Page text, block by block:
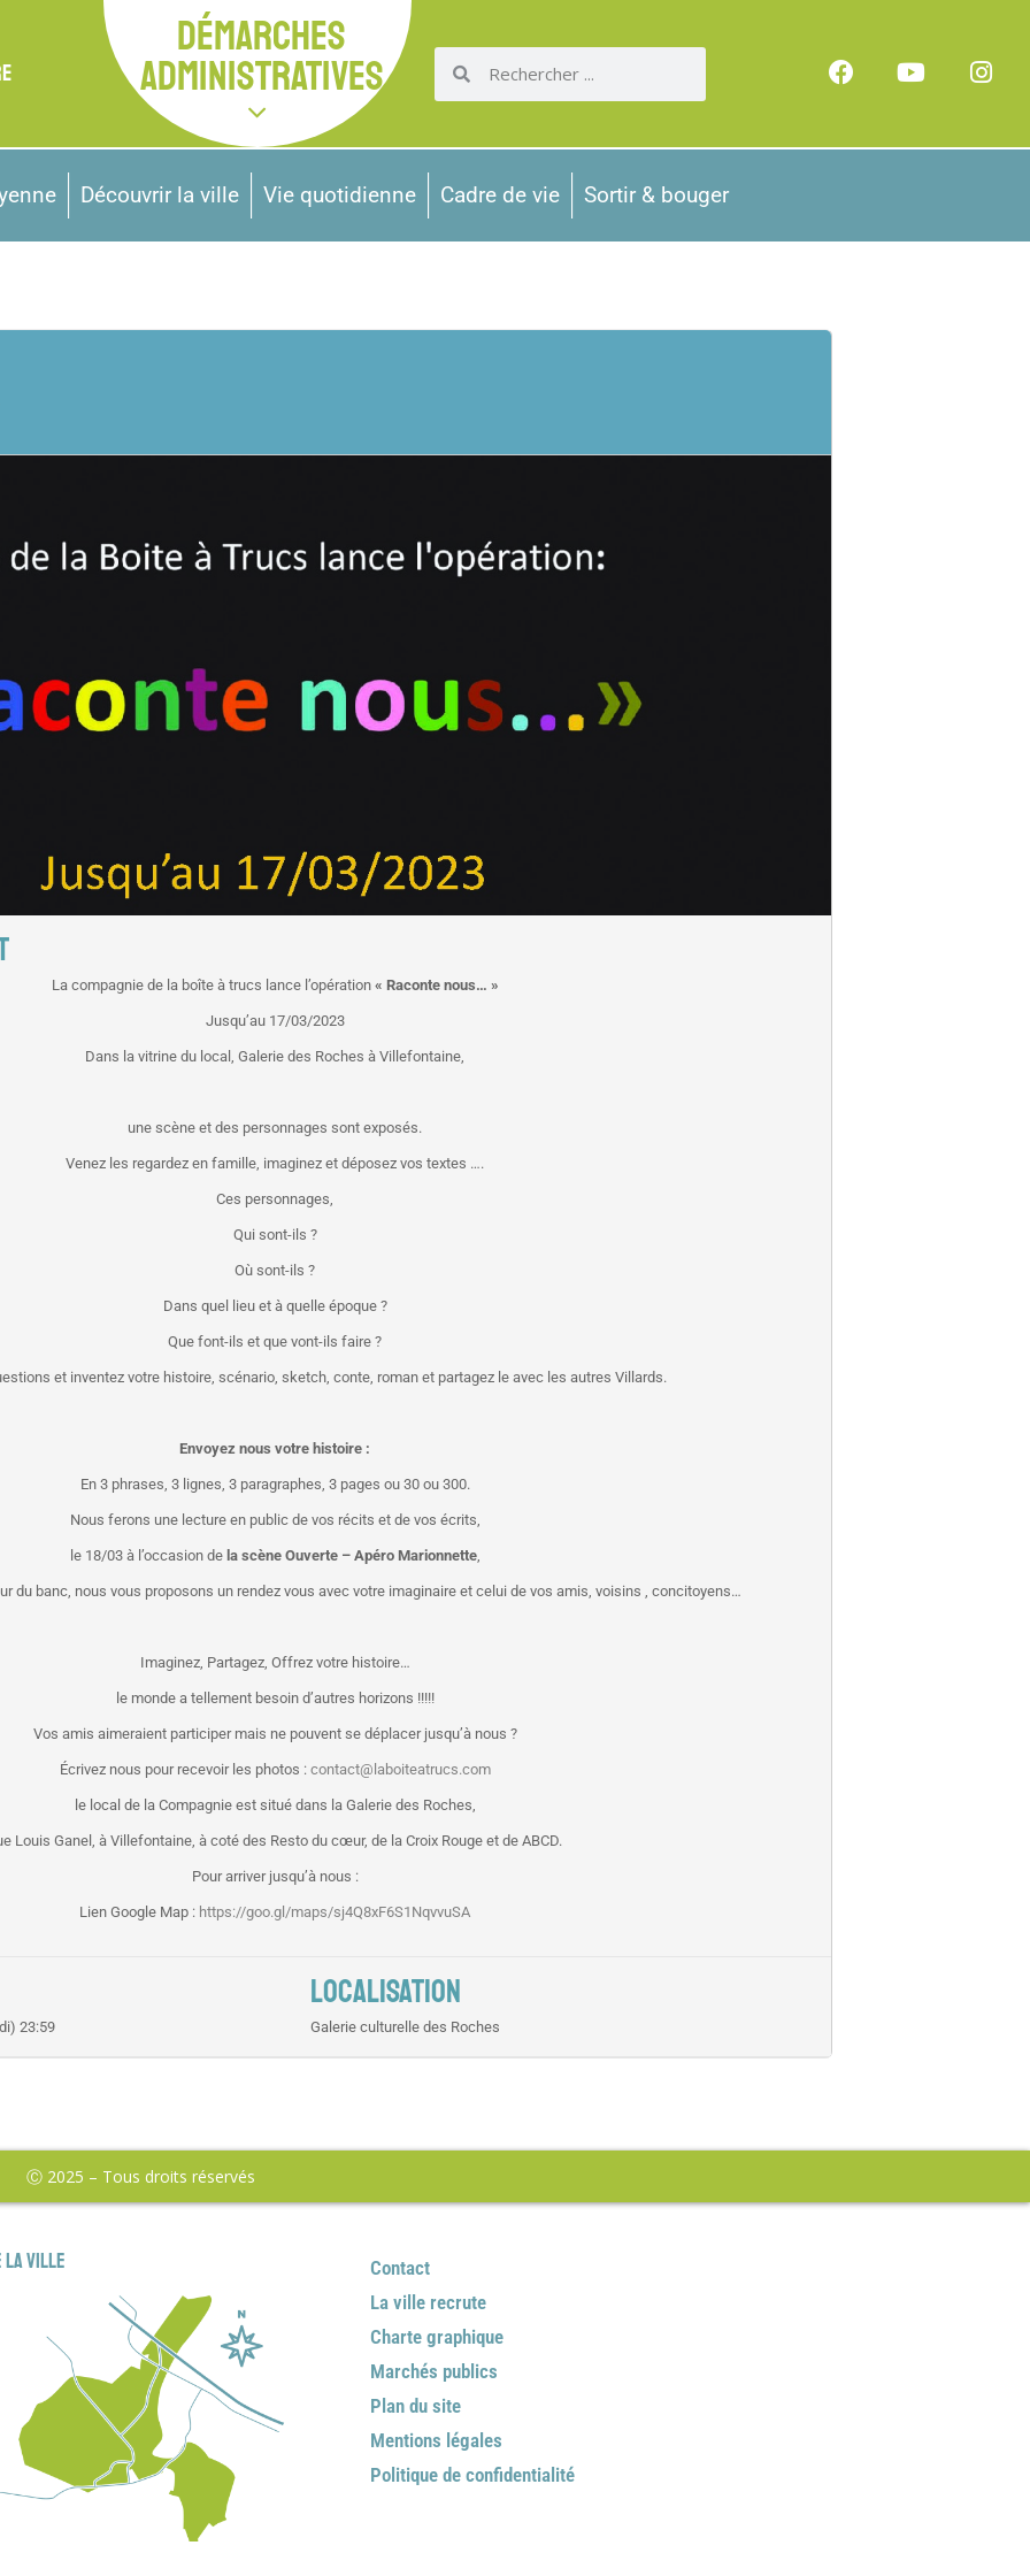
DÉMARCHES
ADMINISTRATIVES
Découvrir la ville Vie quotidienne Cadre de vie Sortir & bouger
La compagnie de la boîte à trucs lance l’opération « Raconte nous… »
Jusqu’au 17/03/2023
Dans la vitrine du local, Galerie des Roches à Villefontaine,
une scène et des personnages sont exposés.
Venez les regardez en famille, imaginez et déposez vos textes ….
Ces personnages,
Qui sont-ils ?
Où sont-ils ?
Dans quel lieu et à quelle époque ?
Que font-ils et que vont-ils faire ?
et inventez votre histoire, scénario, sketch, conte, roman et partagez le avec les autres Villards.
Envoyez nous votre histoire :
En 3 phrases, 3 lignes, 3 paragraphes, 3 pages ou 30 ou 300.
Nous ferons une lecture en public de vos récits et de vos écrits,
le 18/03 à l’occasion de la scène Ouverte – Apéro Marionnette,
du banc, nous vous proposons un rendez vous avec votre imaginaire et celui de vos amis, voisins , concitoyens…
Imaginez, Partagez, Offrez votre histoire…
le monde a tellement besoin d’autres horizons !!!!!
Vos amis aimeraient participer mais ne pouvent se déplacer jusqu’à nous ?
Écrivez nous pour recevoir les photos : contact@laboiteatrucs.com
le local de la Compagnie est situé dans la Galerie des Roches,
Louis Ganel, à Villefontaine, à coté des Resto du cœur, de la Croix Rouge et de ABCD.
Pour arriver jusqu’à nous :
Lien Google Map : https://goo.gl/maps/sj4Q8xF6S1NqvvuSA
23:59
LOCALISATION
Galerie culturelle des Roches
Ⓒ 2025 – Tous droits réservés
la ville
Contact
La ville recrute
Charte graphique
Marchés publics
Plan du site
Mentions légales
Politique de confidentialité